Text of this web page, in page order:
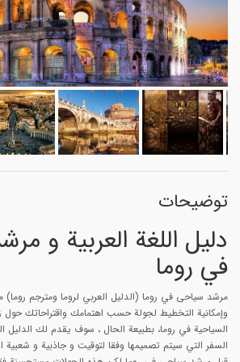
توضیحات
دليل اللغة العربية و
في روما
مرشد سیاحی في روما (الدليل العربي لروما ومترجم روما)
وإمكانية التخطيط لجولة حسب اهتمامك واقتراحاتك حول
السياحية في روما، بطبيعة الحال ، سوف يقدم لك
السفر التي سيتم تصميمها وفقا لتوقيت و جاذبية و